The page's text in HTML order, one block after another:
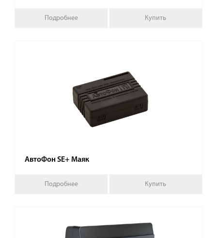
Подробнее Купить
АвтоФон SE+ Маяк
Подробнее Купить